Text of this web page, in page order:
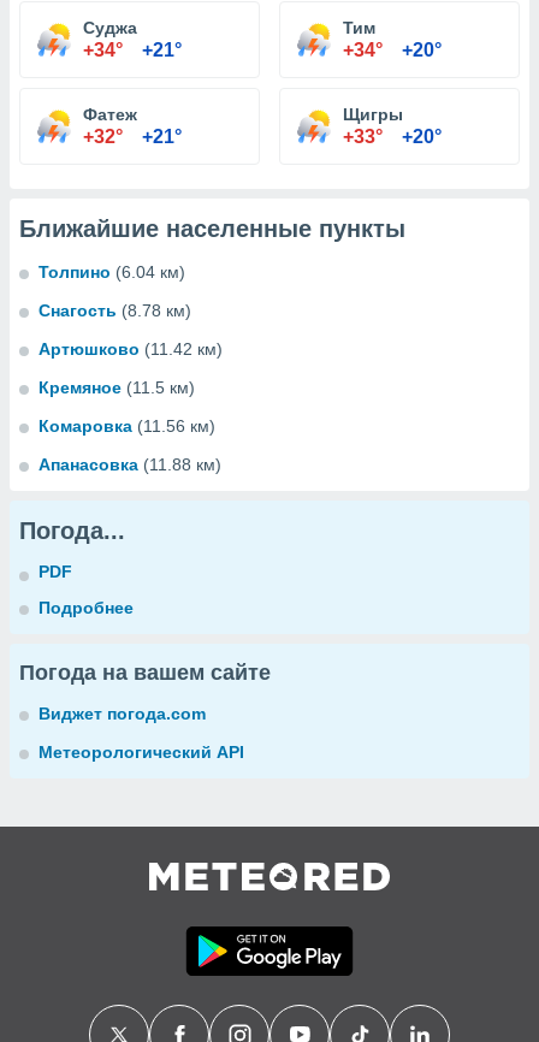
Суджа
+34° +21°
Тим
+34° +20°
Фатеж
+32° +21°
Щигры
+33° +20°
Ближайшие населенные пункты
Толпино (6.04 км)
Снагость (8.78 км)
Артюшково (11.42 км)
Кремяное (11.5 км)
Комаровка (11.56 км)
Апанасовка (11.88 км)
Погода...
PDF
Подробнее
Погода на вашем сайте
Виджет погода.com
Метеорологический API